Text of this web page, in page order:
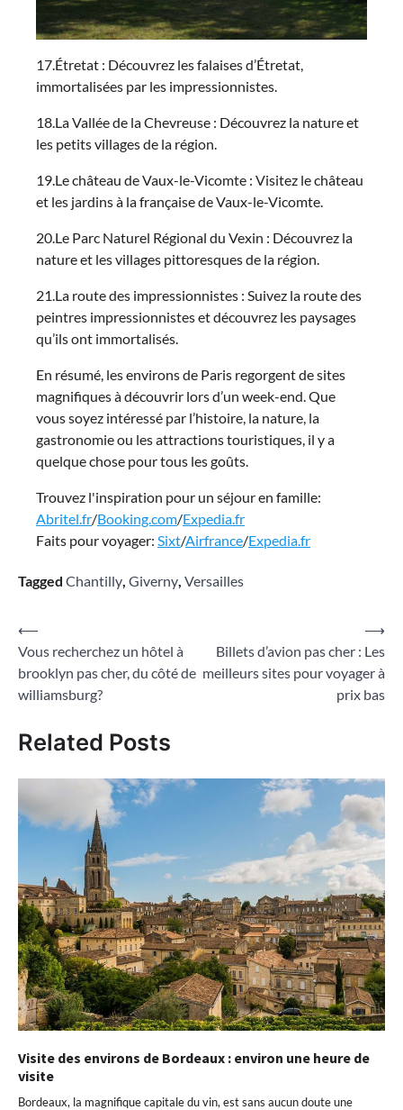
17.Étretat : Découvrez les falaises d’Étretat,
immortalisées par les impressionnistes.
18.La Vallée de la Chevreuse : Découvrez la nature et
les petits villages de la région.
19.Le château de Vaux-le-Vicomte : Visitez le château
et les jardins à la française de Vaux-le-Vicomte.
20.Le Parc Naturel Régional du Vexin : Découvrez la
nature et les villages pittoresques de la région.
21.La route des impressionnistes : Suivez la route des
peintres impressionnistes et découvrez les paysages
qu’ils ont immortalisés.
En résumé, les environs de Paris regorgent de sites
magnifiques à découvrir lors d’un week-end. Que
vous soyez intéressé par l’histoire, la nature, la
gastronomie ou les attractions touristiques, il y a
quelque chose pour tous les goûts.
Trouvez l'inspiration pour un séjour en famille:
Abritel.fr/Booking.com/Expedia.fr
Faits pour voyager: Sixt/Airfrance/Expedia.fr
Tagged Chantilly, Giverny, Versailles
Navigation
de
l’article
⟵
Vous recherchez un hôtel à
brooklyn pas cher, du côté de
williamsburg?
Billets d’avion pas cher : Les
meilleurs sites pour voyager à
prix bas
⟶
Related Posts
Visite des environs de Bordeaux : environ une heure de
visite
Bordeaux, la magnifique capitale du vin, est sans aucun doute une